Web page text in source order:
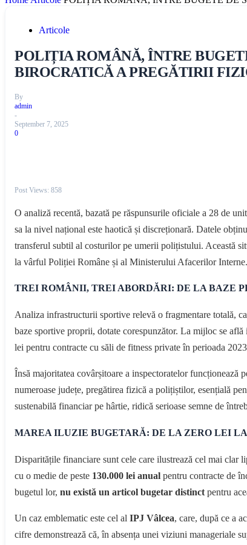
Articole
POLIȚIA ROMÂNĂ, ÎNTRE
BIROCRATICĂ A PREGĂTIRII
By
admin
-
September 7, 2025
0
Post Views: 858
O analiză recentă, bazată pe răspunsurile oficiale a 28 de
sa la nivel național este haotică și discreționară. Datele
transferul subtil al costurilor pe umerii polițistului. Această
la vârful Poliției Române și al Ministerului Afacerilor Interne.
TREI ROMÂNII, TREI ABORDĂRI: DE LA BAZE
Analiza infrastructurii sportive relevă o fragmentare totală,
baze sportive proprii, dotate corespunzător. La mijloc se
lei pentru contracte cu săli de fitness private în perioada
Însă majoritatea covârșitoare a inspectoratelor funcționează
numeroase județe, pregătirea fizică a polițiștilor, esențială
sustenabilă financiar pe hârtie, ridică serioase semne de
MAREA ILUZIE BUGETARĂ: DE LA ZERO LEI LA
Disparitățile financiare sunt cele care ilustrează cel mai clar
cu o medie de peste 130.000 lei anual pentru contracte de
bugetul lor, nu există un articol bugetar distinct pentru
Un caz emblematic este cel al IPJ Vâlcea, care, după ce a
cifre demonstrează că, în absența unei viziuni manageriale